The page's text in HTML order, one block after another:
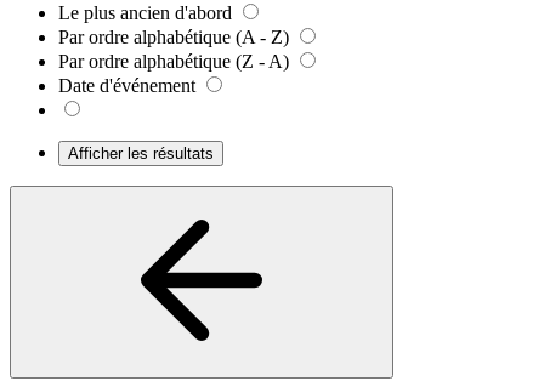
Le plus ancien d'abord
Par ordre alphabétique (A - Z)
Par ordre alphabétique (Z - A)
Date d'événement
Afficher les résultats